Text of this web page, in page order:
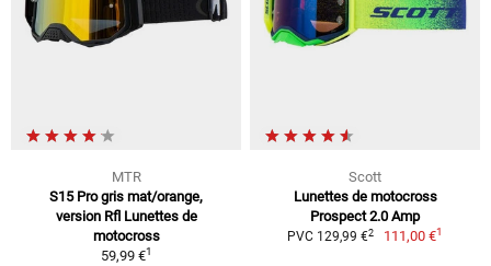
MTR
S15 Pro gris mat/orange,
version Rfl Lunettes de
motocross
59,99 €1
Scott
Lunettes de motocross
Prospect 2.0 Amp
PVC 129,99 €2 111,00 €1